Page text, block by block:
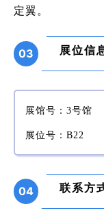
定翼。
03 展位信
展馆号 ：3号馆
展位号：B22
04 联系方